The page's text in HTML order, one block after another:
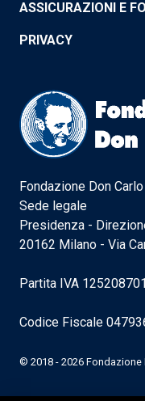
ASSICURAZIONI E
PRIVACY
Fondazione Don
Sede legale
Presidenza -
20162 Milano - Via
Partita IVA
Codice Fiscale
© 2018 - 2026 Fondazione